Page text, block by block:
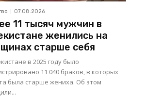
07.08.2026
11 тысяч мужчин в
женились на
старше себя
в 2025 году было
11 040 браков, в которых
была старше жениха. Об этом